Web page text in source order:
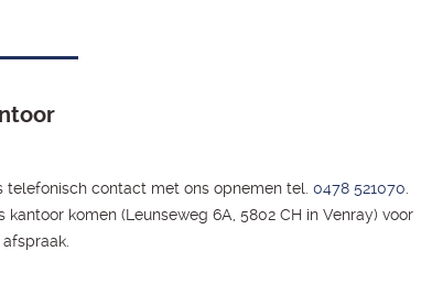
telefonisch contact met ons opnemen tel. 0478 521070
kantoor komen (Leunseweg 6A, 5802 CH in Venray) voor